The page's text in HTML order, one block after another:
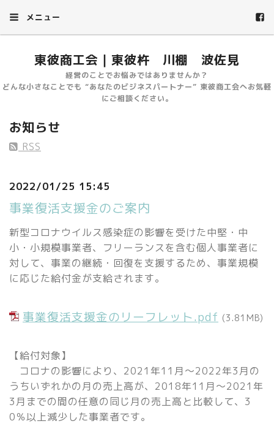
メニュー
東彼商工会｜東彼杵 川棚 波佐見
経営のことでお悩みではありませんか？
どんな小さなことでも “あなたのビジネスパートナー” 東彼商工会へお気軽
にご相談ください。
お知らせ
RSS
2022/01/25 15:45
事業復活支援金のご案内
新型コロナウイルス感染症の影響を受けた中堅・中
小・小規模事業者、フリーランスを含む個人事業者に
対して、 事業の継続・回復を支援するため、事業規模
に応じた給付金が支給されます。
事業復活支援金のリーフレット.pdf (3.81MB)
【給付対象】
コロナの影響により、2021年11月～2022年3月の
うちいずれかの月の売上高が、2018年11月～2021年
3月までの間の任意の同じ月の売上高と比較して、 3
0％以上減少した事業者です。